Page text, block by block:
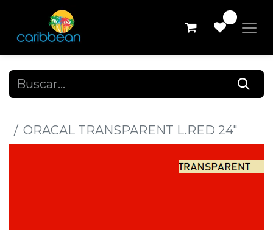
ORACAL TRANSPARENT L.RED 24"